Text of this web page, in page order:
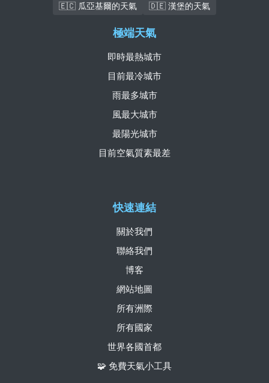
🇪🇨 瓜亞基爾的天氣
🇩🇪 漢堡的天氣
快速連結
關於我們
聯絡我們
博客
網站地圖
所有洲際
所有國家
世界各國首都
🧩 免費天氣小工具
極端天氣
即時最熱城市
目前最冷城市
雨最多城市
風最大城市
最陽光城市
目前空氣質素最差